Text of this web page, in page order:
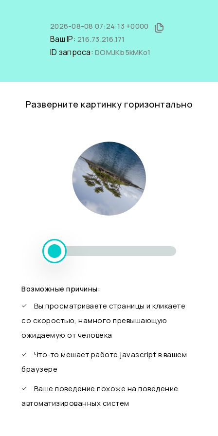
2026-08-08 07:24:13 +0000
Ваш IP: 216.73.216.171
ID запроса: DOMJKb5kMKo1
Разверните картинку горизонтально
Возможные причины:
Вы просматриваете страницы и кликаете
со скоростью, намного превышающую
ожидаемую от человека
Что-то мешает работе javascript в вашем
браузере
Ваше поведение похоже на поведение
автоматизированных систем